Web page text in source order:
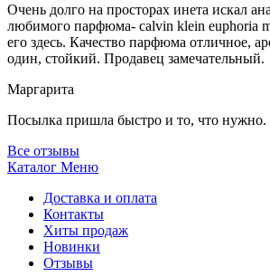
Очень долго на просторах инета искал
любимого парфюма- calvin klein euphoria
его здесь. Качество парфюма отличное,
один, стойкий. Продавец замечательный.
Маргарита
Посылка пришла быстро и то, что
Все отзывы
Каталог Меню
Доставка и оплата
Контакты
Хиты продаж
Новинки
Отзывы